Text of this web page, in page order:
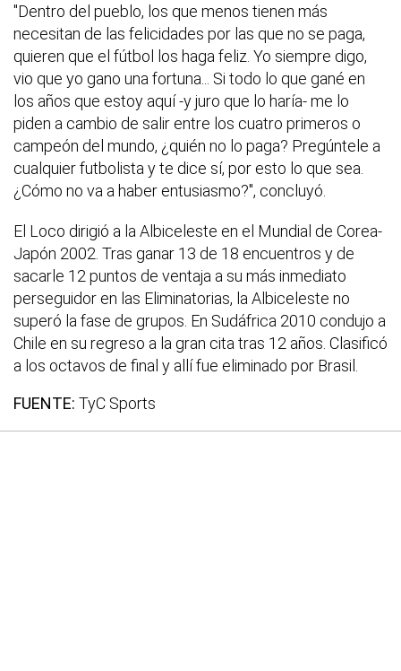
"Dentro del pueblo, los que menos tienen más
necesitan de las felicidades por las que no se paga,
quieren que el fútbol los haga feliz. Yo siempre digo,
vio que yo gano una fortuna... Si todo lo que gané en
los años que estoy aquí -y juro que lo haría- me lo
piden a cambio de salir entre los cuatro primeros o
campeón del mundo, ¿quién no lo paga? Pregúntele a
cualquier futbolista y te dice sí, por esto lo que sea.
¿Cómo no va a haber entusiasmo?", concluyó.
El Loco dirigió a la Albiceleste en el Mundial de Corea-
Japón 2002. Tras ganar 13 de 18 encuentros y de
sacarle 12 puntos de ventaja a su más inmediato
perseguidor en las Eliminatorias, la Albiceleste no
superó la fase de grupos. En Sudáfrica 2010 condujo a
Chile en su regreso a la gran cita tras 12 años. Clasificó
a los octavos de final y allí fue eliminado por Brasil.
FUENTE: TyC Sports